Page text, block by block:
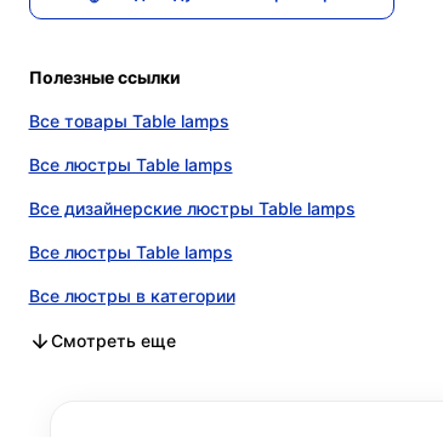
Полезные ссылки
Все товары Table lamps
Все люстры Table lamps
Все дизайнерские люстры Table lamps
Все люстры Table lamps
Все люстры в категории
Все дизайнерские люстры в категории
Все люстры в категории
Смотреть еще